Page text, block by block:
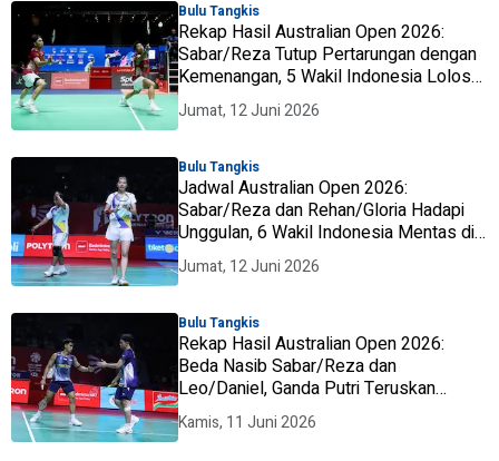
Bulu Tangkis
Rekap Hasil Australian Open 2026:
Sabar/Reza Tutup Pertarungan dengan
Kemenangan, 5 Wakil Indonesia Lolos
ke Semifinal
Jumat, 12 Juni 2026
Bulu Tangkis
Jadwal Australian Open 2026:
Sabar/Reza dan Rehan/Gloria Hadapi
Unggulan, 6 Wakil Indonesia Mentas di
Perempat Final
Jumat, 12 Juni 2026
Bulu Tangkis
Rekap Hasil Australian Open 2026:
Beda Nasib Sabar/Reza dan
Leo/Daniel, Ganda Putri Teruskan
Konsistensi Menang
Kamis, 11 Juni 2026